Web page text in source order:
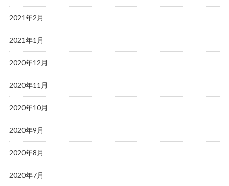
2021年2月
2021年1月
2020年12月
2020年11月
2020年10月
2020年9月
2020年8月
2020年7月